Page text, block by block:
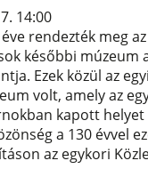
14:00
rendezték meg
későbbi múzeum
Ezek közül az
volt, amely az
kapott
a 130 évvel
az egykori